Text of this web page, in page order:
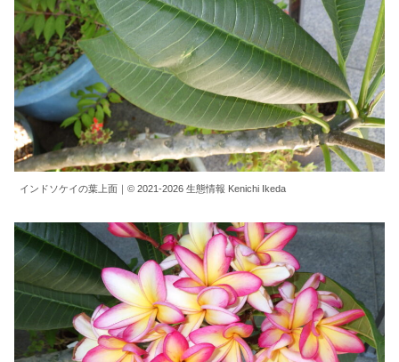
インドソケイの葉上面｜© 2021-2026 生態情報 Kenichi Ikeda